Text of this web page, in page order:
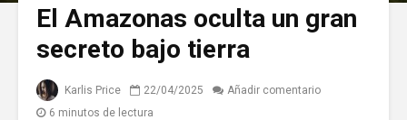
El Amazonas oculta un gran
secreto bajo tierra
Karlis Price 22/04/2025
Añadir comentario
6 minutos de lectura